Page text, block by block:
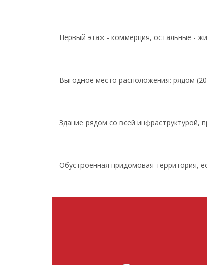
Первый этаж - коммерция, остальные -
Выгодное место расположения: рядом
Здание рядом со всей инфраструктурой,
Обустроенная придомовая территория,